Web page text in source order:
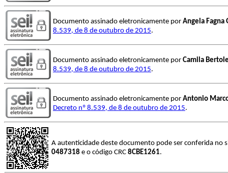
Documento assinado eletronicamente por Angela Fagna
8.539, de 8 de outubro de 2015.
Documento assinado eletronicamente por Camila
8.539, de 8 de outubro de 2015.
Documento assinado eletronicamente por Antonio
Decreto nº 8.539, de 8 de outubro de 2015.
A autenticidade deste documento pode ser conferida no
0487318 e o código CRC 8CBE1261.